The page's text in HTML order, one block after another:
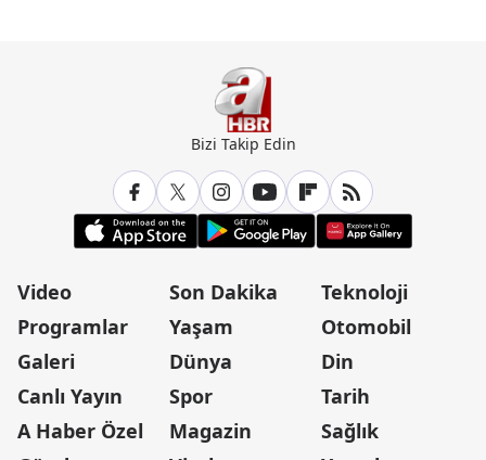
Bizi Takip Edin
Video
Programlar
Galeri
Canlı Yayın
A Haber Özel
Son Dakika
Yaşam
Dünya
Spor
Magazin
Teknoloji
Otomobil
Din
Tarih
Sağlık